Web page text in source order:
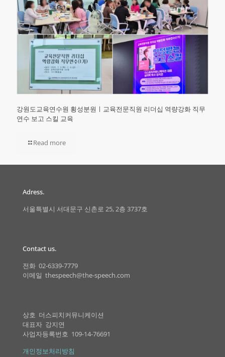
강원도교육연수원 횡성분원ㅣ교육전문직원 리더십 역량강화 직무
연수 보고 스킬 교육
Read more
Adress.
서울특별시 서대문구 신촌로 25, 2층 3737호
Contact us.
전화 02-6339-7779
이메일 thespeech@the-speech.com
상호 더스피치커뮤니케이션
대표자 강지연
사업자등록번호 109-14-76691
개인정보처리방침